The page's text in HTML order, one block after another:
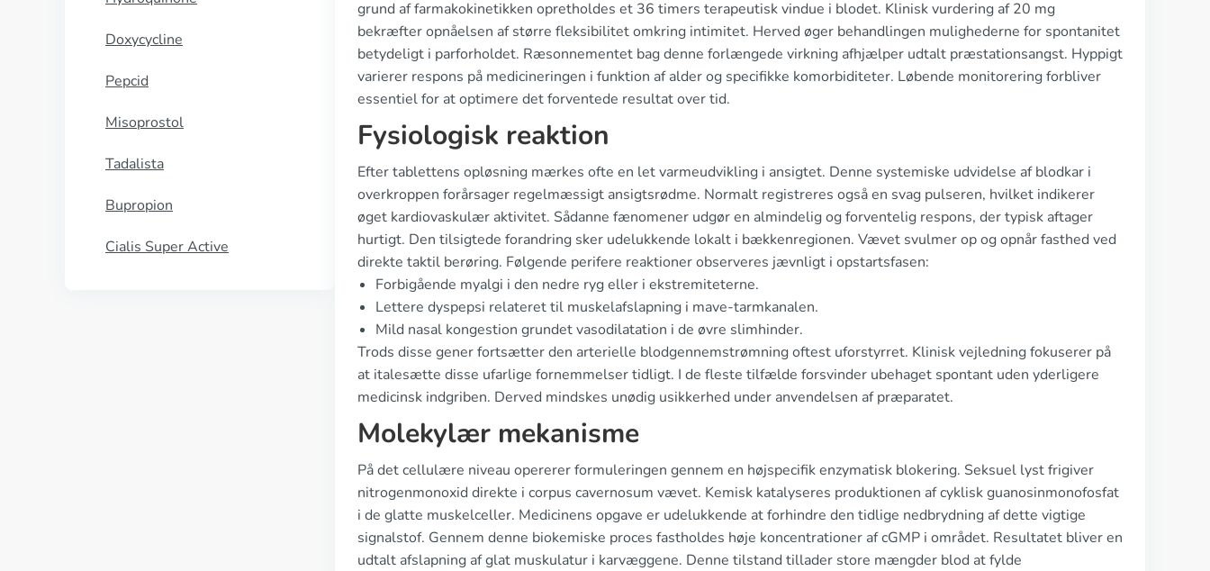
Doxycycline
Pepcid
Misoprostol
Tadalista
Bupropion
Cialis Super Active
grund af farmakokinetikken opretholdes et 36 timers terapeutisk vindue i blodet. Klinisk vurdering af 20 mg
bekræfter opnåelsen af større fleksibilitet omkring intimitet. Herved øger behandlingen mulighederne for spontanitet
betydeligt i parforholdet. Ræsonnementet bag denne forlængede virkning afhjælper udtalt præstationsangst. Hyppigt
varierer respons på medicineringen i funktion af alder og specifikke komorbiditeter. Løbende monitorering forbliver
essentiel for at optimere det forventede resultat over tid.
Fysiologisk reaktion
Efter tablettens opløsning mærkes ofte en let varmeudvikling i ansigtet. Denne systemiske udvidelse af blodkar i
overkroppen forårsager regelmæssigt ansigtsrødme. Normalt registreres også en svag pulseren, hvilket indikerer
øget kardiovaskulær aktivitet. Sådanne fænomener udgør en almindelig og forventelig respons, der typisk aftager
hurtigt. Den tilsigtede forandring sker udelukkende lokalt i bækkenregionen. Vævet svulmer op og opnår fasthed ved
direkte taktil berøring. Følgende perifere reaktioner observeres jævnligt i opstartsfasen:
Forbigående myalgi i den nedre ryg eller i ekstremiteterne.
Lettere dyspepsi relateret til muskelafslapning i mave-tarmkanalen.
Mild nasal kongestion grundet vasodilatation i de øvre slimhinder.
Trods disse gener fortsætter den arterielle blodgennemstrømning oftest uforstyrret. Klinisk vejledning fokuserer på
at italesætte disse ufarlige fornemmelser tidligt. I de fleste tilfælde forsvinder ubehaget spontant uden yderligere
medicinsk indgriben. Derved mindskes unødig usikkerhed under anvendelsen af præparatet.
Molekylær mekanisme
På det cellulære niveau opererer formuleringen gennem en højspecifik enzymatisk blokering. Seksuel lyst frigiver
nitrogenmonoxid direkte i corpus cavernosum vævet. Kemisk katalyseres produktionen af cyklisk guanosinmonofosfat
i de glatte muskelceller. Medicinens opgave er udelukkende at forhindre den tidlige nedbrydning af dette vigtige
signalstof. Gennem denne biokemiske proces fastholdes høje koncentrationer af cGMP i området. Resultatet bliver en
udtalt afslapning af glat muskulatur i karvæggene. Denne tilstand tillader store mængder blod at fylde